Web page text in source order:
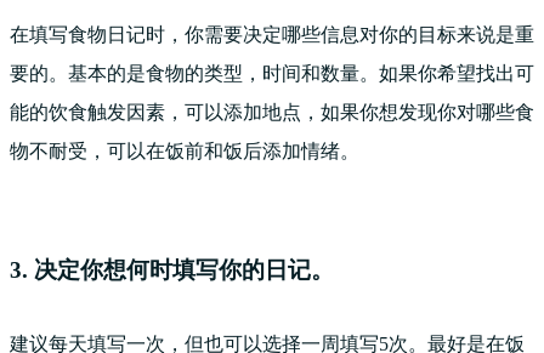
在填写食物日记时，你需要决定哪些信息对你的目标来说是重
要的。基本的是食物的类型，时间和数量。如果你希望找出可
能的饮食触发因素，可以添加地点，如果你想发现你对哪些食
物不耐受，可以在饭前和饭后添加情绪。
3. 决定你想何时填写你的日记。
建议每天填写一次，但也可以选择一周填写5次。最好是在饭